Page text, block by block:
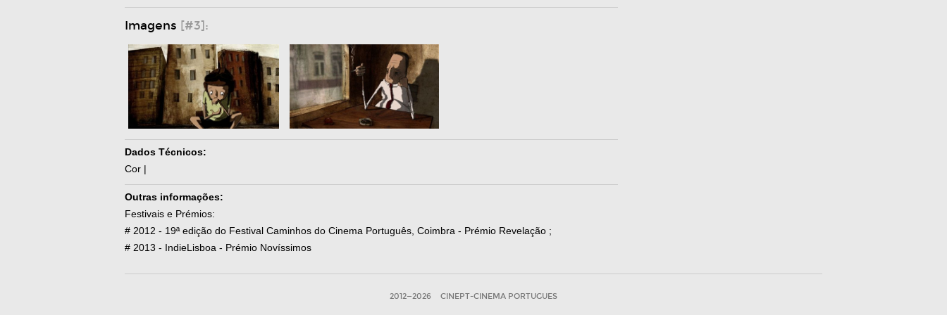
Imagens [#3]:
Dados Técnicos:
Cor |
Outras informações:
Festivais e Prémios:
# 2012 - 19ª edição do Festival Caminhos do Cinema Português, Coimbra - Prémio Revelação ;
# 2013 - IndieLisboa - Prémio Novíssimos
2012—2026 CINEPT-CINEMA PORTUGUES